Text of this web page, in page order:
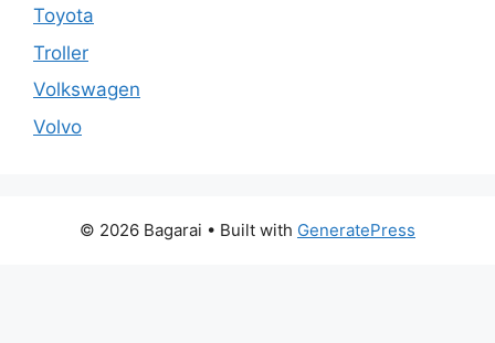
Toyota
Troller
Volkswagen
Volvo
© 2026 Bagarai • Built with GeneratePress